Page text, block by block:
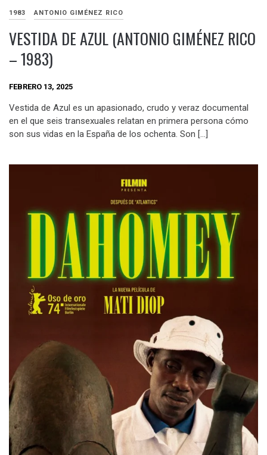
1983 ANTONIO GIMÉNEZ RICO
VESTIDA DE AZUL (ANTONIO GIMÉNEZ RICO
– 1983)
FEBRERO 13, 2025
Vestida de Azul es un apasionado, crudo y veraz documental
en el que seis transexuales relatan en primera persona cómo
son sus vidas en la España de los ochenta. Son […]